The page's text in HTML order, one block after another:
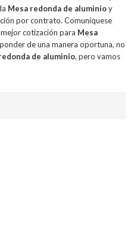
Mesa redonda de aluminioy
por contrato. Comuníquese
cotización para Mesa
de una manera oportuna, no
de aluminio, pero vamos